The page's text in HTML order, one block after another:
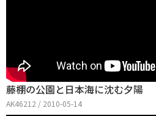
藤棚の公園と日本海に沈む夕陽
AK46212 / 2010-05-14